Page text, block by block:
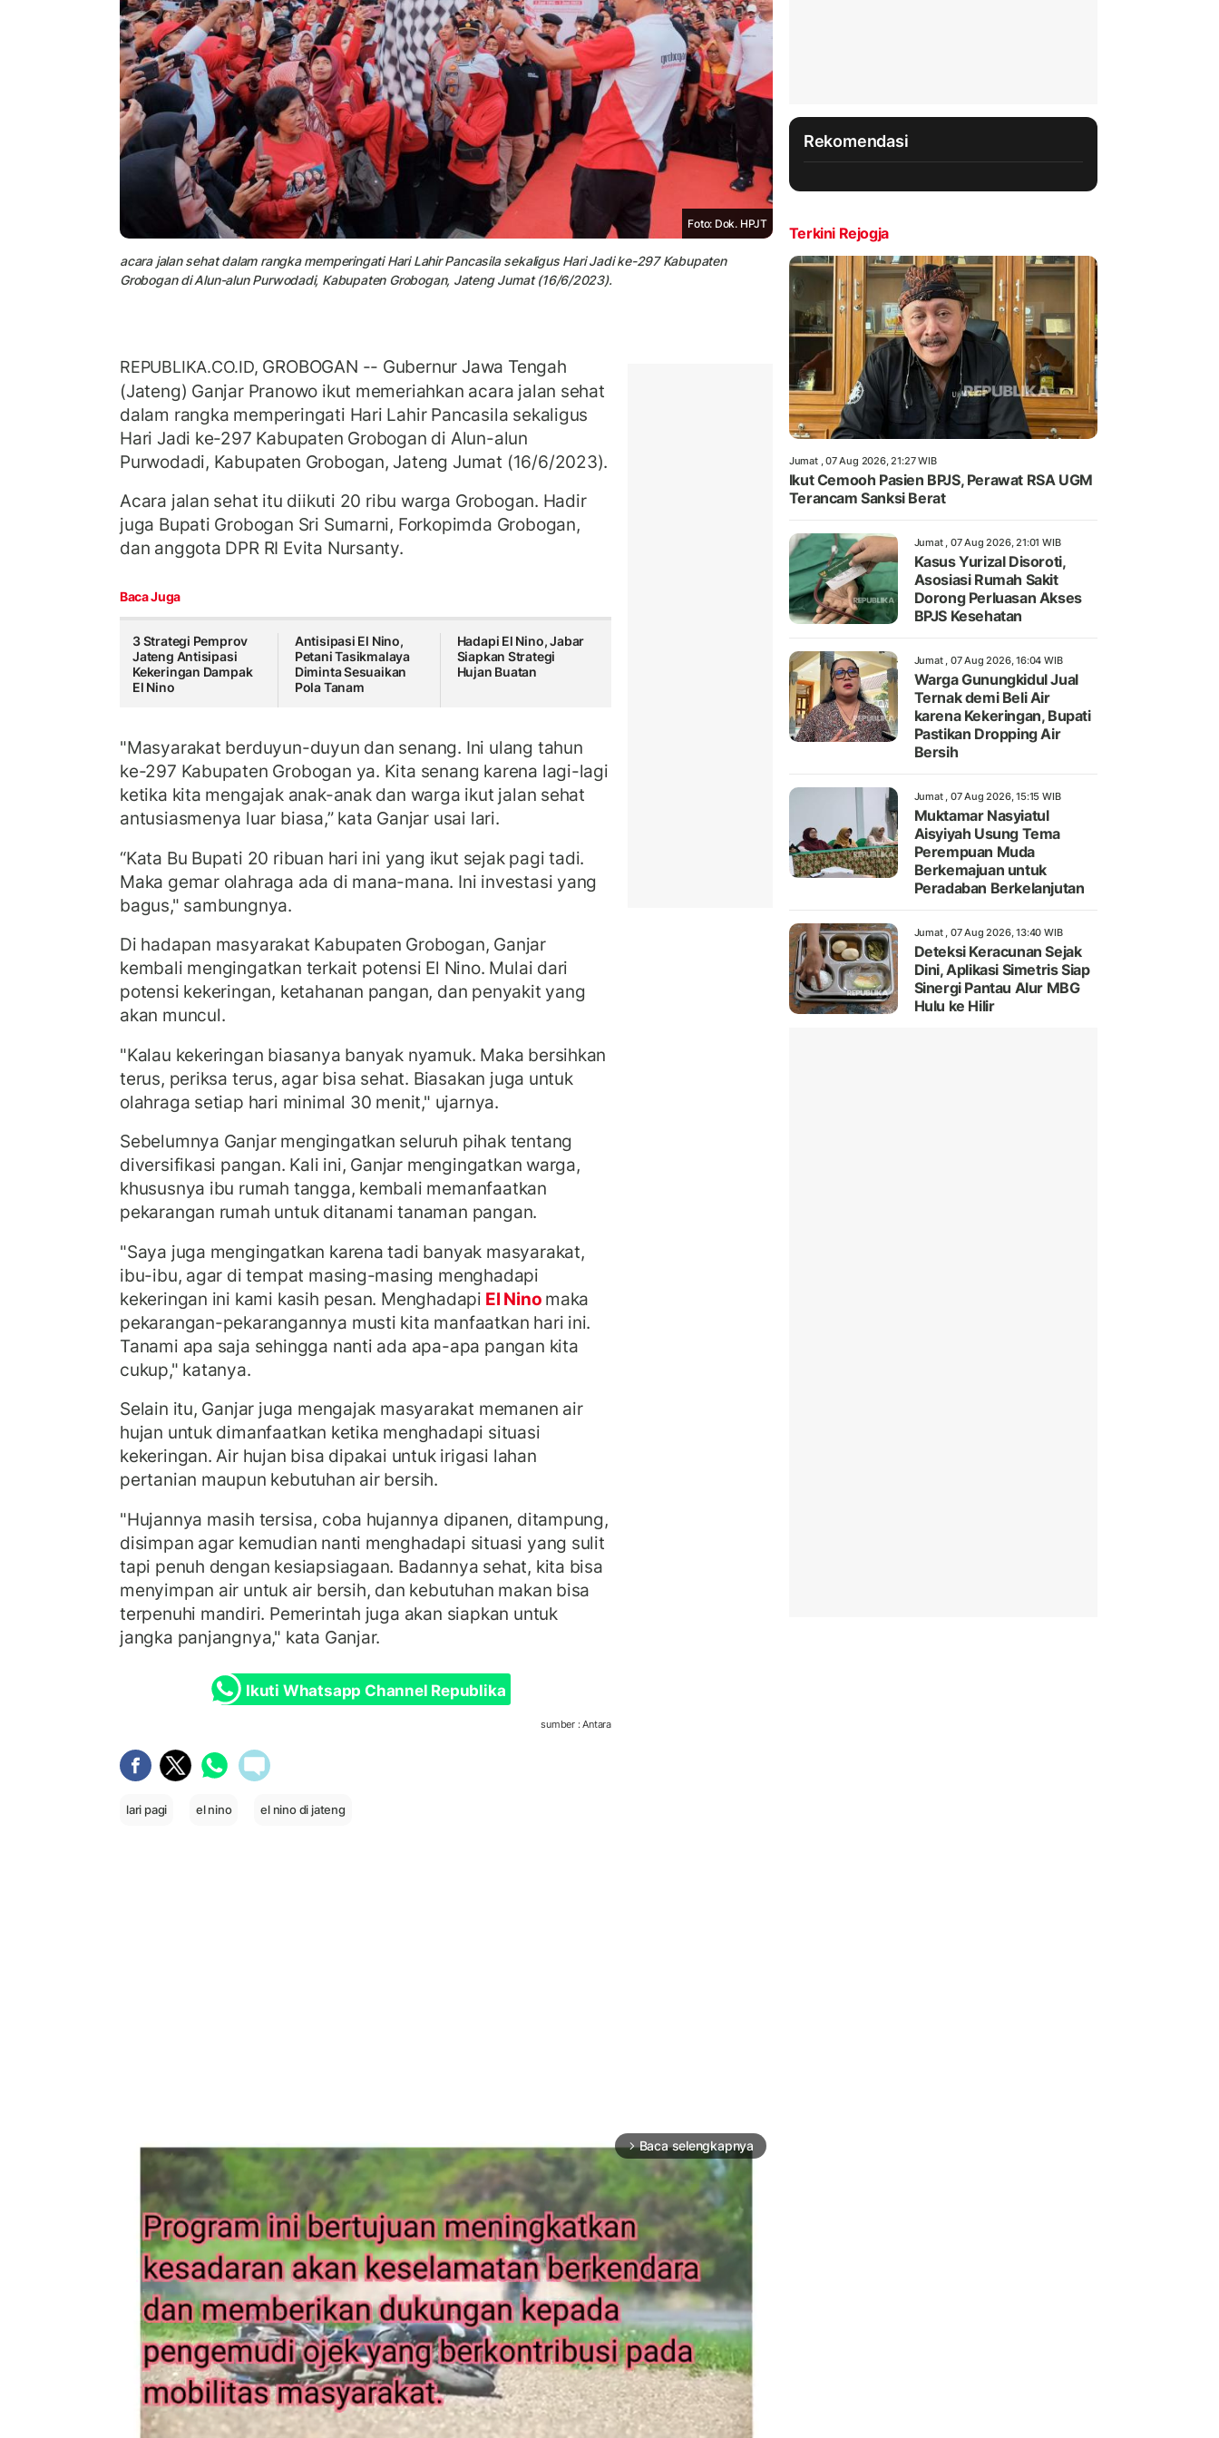
Foto: Dok. HPJT
acara jalan sehat dalam rangka memperingati Hari Lahir Pancasila sekaligus Hari Jadi ke-297 Kabupaten
Grobogan di Alun-alun Purwodadi, Kabupaten Grobogan, Jateng Jumat (16/6/2023).
REPUBLIKA.CO.ID, GROBOGAN -- Gubernur Jawa Tengah
(Jateng) Ganjar Pranowo ikut memeriahkan acara jalan sehat
dalam rangka memperingati Hari Lahir Pancasila sekaligus
Hari Jadi ke-297 Kabupaten Grobogan di Alun-alun
Purwodadi, Kabupaten Grobogan, Jateng Jumat (16/6/2023).
Acara jalan sehat itu diikuti 20 ribu warga Grobogan. Hadir
juga Bupati Grobogan Sri Sumarni, Forkopimda Grobogan,
dan anggota DPR RI Evita Nursanty.
Baca Juga
3 Strategi Pemprov
Jateng Antisipasi
Kekeringan Dampak
El Nino
Antisipasi El Nino,
Petani Tasikmalaya
Diminta Sesuaikan
Pola Tanam
Hadapi El Nino, Jabar
Siapkan Strategi
Hujan Buatan
"Masyarakat berduyun-duyun dan senang. Ini ulang tahun
ke-297 Kabupaten Grobogan ya. Kita senang karena lagi-lagi
ketika kita mengajak anak-anak dan warga ikut jalan sehat
antusiasmenya luar biasa,” kata Ganjar usai lari.
“Kata Bu Bupati 20 ribuan hari ini yang ikut sejak pagi tadi.
Maka gemar olahraga ada di mana-mana. Ini investasi yang
bagus," sambungnya.
Di hadapan masyarakat Kabupaten Grobogan, Ganjar
kembali mengingatkan terkait potensi El Nino. Mulai dari
potensi kekeringan, ketahanan pangan, dan penyakit yang
akan muncul.
"Kalau kekeringan biasanya banyak nyamuk. Maka bersihkan
terus, periksa terus, agar bisa sehat. Biasakan juga untuk
olahraga setiap hari minimal 30 menit," ujarnya.
Sebelumnya Ganjar mengingatkan seluruh pihak tentang
diversifikasi pangan. Kali ini, Ganjar mengingatkan warga,
khususnya ibu rumah tangga, kembali memanfaatkan
pekarangan rumah untuk ditanami tanaman pangan.
"Saya juga mengingatkan karena tadi banyak masyarakat,
ibu-ibu, agar di tempat masing-masing menghadapi
kekeringan ini kami kasih pesan. Menghadapi El Nino maka
pekarangan-pekarangannya musti kita manfaatkan hari ini.
Tanami apa saja sehingga nanti ada apa-apa pangan kita
cukup," katanya.
Selain itu, Ganjar juga mengajak masyarakat memanen air
hujan untuk dimanfaatkan ketika menghadapi situasi
kekeringan. Air hujan bisa dipakai untuk irigasi lahan
pertanian maupun kebutuhan air bersih.
"Hujannya masih tersisa, coba hujannya dipanen, ditampung,
disimpan agar kemudian nanti menghadapi situasi yang sulit
tapi penuh dengan kesiapsiagaan. Badannya sehat, kita bisa
menyimpan air untuk air bersih, dan kebutuhan makan bisa
terpenuhi mandiri. Pemerintah juga akan siapkan untuk
jangka panjangnya," kata Ganjar.
Ikuti Whatsapp Channel Republika
sumber : Antara
lari pagi el nino el nino di jateng
arrow_forward_ios Baca selengkapnya
Rekomendasi
Terkini Rejogja
Jumat , 07 Aug 2026, 21:27 WIB
Ikut Cemooh Pasien BPJS, Perawat RSA UGM
Terancam Sanksi Berat
Jumat , 07 Aug 2026, 21:01 WIB
Kasus Yurizal Disoroti,
Asosiasi Rumah Sakit
Dorong Perluasan Akses
BPJS Kesehatan
Jumat , 07 Aug 2026, 16:04 WIB
Warga Gunungkidul Jual
Ternak demi Beli Air
karena Kekeringan, Bupati
Pastikan Dropping Air
Bersih
Jumat , 07 Aug 2026, 15:15 WIB
Muktamar Nasyiatul
Aisyiyah Usung Tema
Perempuan Muda
Berkemajuan untuk
Peradaban Berkelanjutan
Jumat , 07 Aug 2026, 13:40 WIB
Deteksi Keracunan Sejak
Dini, Aplikasi Simetris Siap
Sinergi Pantau Alur MBG
Hulu ke Hilir